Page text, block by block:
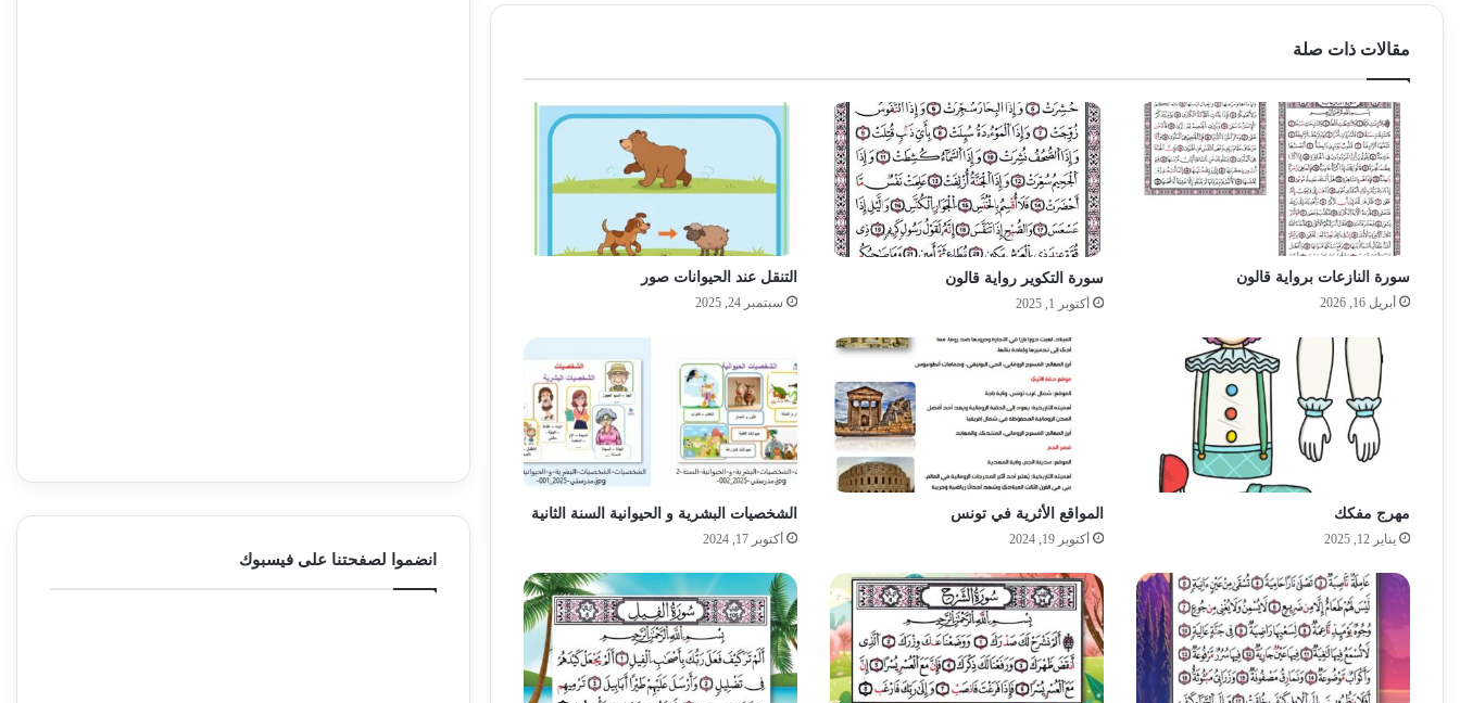
مقالات ذات صلة
سورة النازعات برواية قالون
أبريل 16, 2026
سورة التكوير رواية قالون
أكتوبر 1, 2025
التنقل عند الحيوانات صور
سبتمبر 24, 2025
مهرج مفكك
يناير 12, 2025
المواقع الأثرية في تونس
أكتوبر 19, 2024
الشخصيات البشرية و الحيوانية السنة الثانية
أكتوبر 17, 2024
انضموا لصفحتنا على فيسبوك